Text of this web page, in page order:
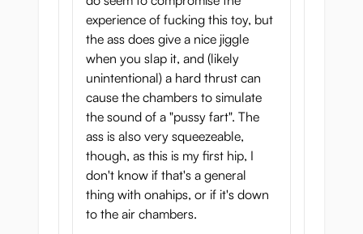
experience of fucking this toy, but
the ass does give a nice jiggle
when you slap it, and (likely
unintentional) a hard thrust can
cause the chambers to simulate
the sound of a "pussy fart". The
ass is also very squeezeable,
though, as this is my first hip, I
don't know if that's a general
thing with onahips, or if it's down
to the air chambers.